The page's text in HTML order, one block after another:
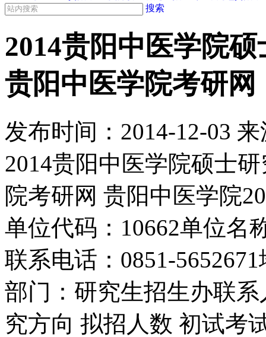
搜索
2014贵阳中医学院
贵阳中医学院考研网
发布时间： 2014-12-03 来
2014贵阳中医学院硕士
院考研网 贵阳中医学院
单位代码：10662单位名
联系电话：0851-
部门：研究生招生办联
究方向 拟招人数 初试考